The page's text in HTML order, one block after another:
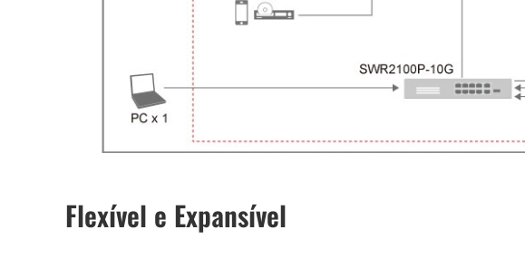
Flexível e Expansível